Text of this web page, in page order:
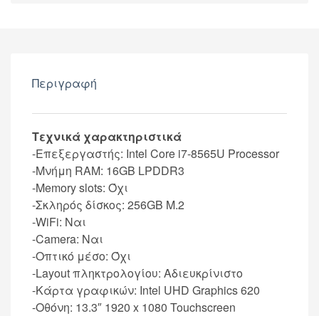
Περιγραφή
Τεχνικά χαρακτηριστικά
-Επεξεργαστής: Intel Core i7-8565U Processor
-Μνήμη RAM: 16GB LPDDR3
-Memory slots: Όχι
-Σκληρός δίσκος: 256GB M.2
-WiFi: Ναι
-Camera: Ναι
-Οπτικό μέσο: Όχι
-Layout πληκτρολογίου: Αδιευκρίνιστo
-Κάρτα γραφικών: Intel UHD Graphics 620
-Οθόνη: 13.3″ 1920 x 1080 Touchscreen